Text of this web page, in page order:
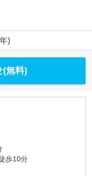
)
(無料)
歩10分